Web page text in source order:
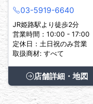
03-5919-6640
JR姫路駅より徒歩2分
営業時間：10:00 - 17:00
定休日：土日祝のみ営業
取扱商材: すべて
店舗詳細・地図